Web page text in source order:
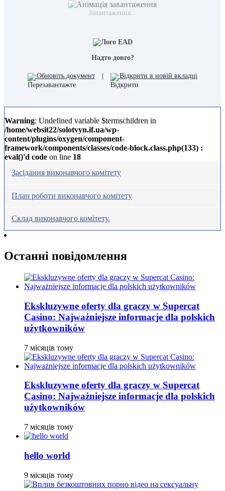
Завантаження...
Надто довго?
Обновіть документ | Відкрити в новій вкладці
Warning: Undefined variable $termschildren in
/home/websit22/solotvyn.if.ua/wp-
content/plugins/oxygen/component-
framework/components/classes/code-block.class.php(133) :
eval()'d code on line 18
Засідання виконавчого комітету
План роботи виконавчого комітету
Склад виконавчого комітету.
Останні повідомлення
Ekskluzywne oferty dla graczy w Supercat
Casino: Najważniejsze informacje dla polskich
użytkowników
7 місяців тому
Ekskluzywne oferty dla graczy w Supercat
Casino: Najważniejsze informacje dla polskich
użytkowników
7 місяців тому
hello world
9 місяців тому